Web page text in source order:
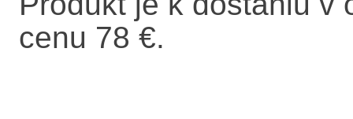
cenu 78 €.